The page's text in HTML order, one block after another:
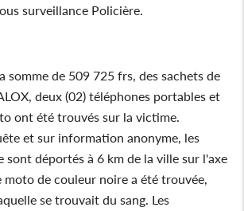
surveillance Policière.
somme de 509 725 frs, des sachets de
deux (02) téléphones portables et
ont été trouvés sur la victime.
et sur information anonyme, les
sont déportés à 6 km de la ville sur l'axe
moto de couleur noire a été trouvée,
se trouvait du sang. Les